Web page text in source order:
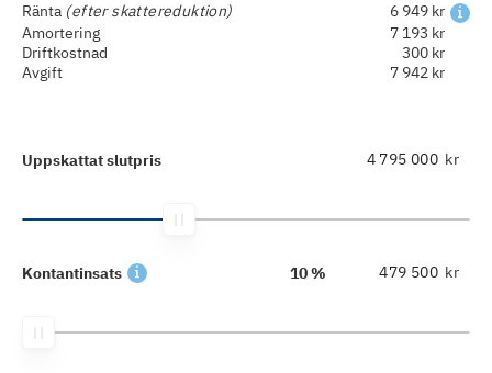
Ränta (efter skattereduktion)
6 949 kr
Amortering
7 193 kr
Driftkostnad
300 kr
Avgift
7 942 kr
Uppskattat slutpris kr
Kontantinsats 10 % kr